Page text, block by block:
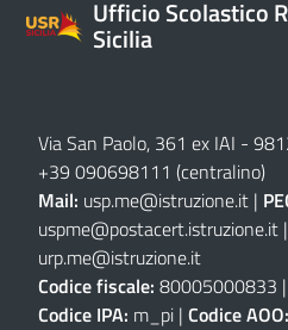
Ufficio Scolastico
Sicilia
Via San Paolo, 361 ex IAI -
+39 090698111 (centralino)
Mail: usp.me@istruzione.it |
uspme@postacert.istruzione.it |
urp.me@istruzione.it
Codice fiscale: 80005000833 |
Codice IPA: m_pi | Codice AOO: